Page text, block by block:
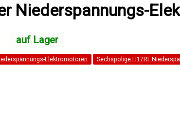
Niederspannungs-
Elektromotoren Sechspolige H17RL